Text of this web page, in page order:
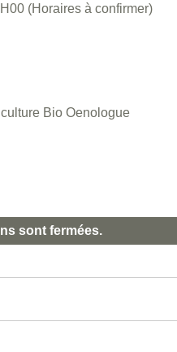
(Horaires à confirmer)
Bio Oenologue
sont fermées.